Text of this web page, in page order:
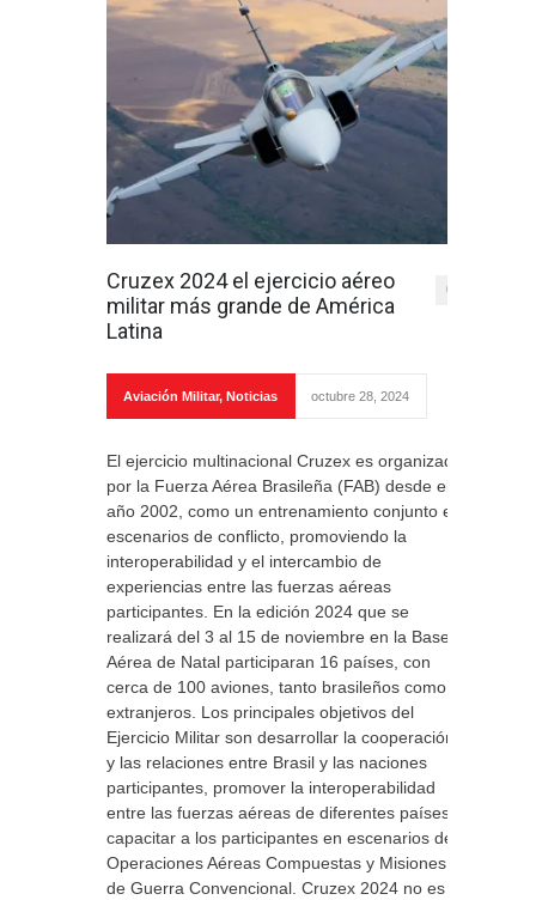
Cruzex 2024 el ejercicio aéreo
militar más grande de América
Latina
0
Aviación Militar, Noticias octubre 28, 2024
El ejercicio multinacional Cruzex es organizado
por la Fuerza Aérea Brasileña (FAB) desde el
año 2002, como un entrenamiento conjunto en
escenarios de conflicto, promoviendo la
interoperabilidad y el intercambio de
experiencias entre las fuerzas aéreas
participantes. En la edición 2024 que se
realizará del 3 al 15 de noviembre en la Base
Aérea de Natal participaran 16 países, con
cerca de 100 aviones, tanto brasileños como
extranjeros. Los principales objetivos del
Ejercicio Militar son desarrollar la cooperación
y las relaciones entre Brasil y las naciones
participantes, promover la interoperabilidad
entre las fuerzas aéreas de diferentes países y
capacitar a los participantes en escenarios de
Operaciones Aéreas Compuestas y Misiones
de Guerra Convencional. Cruzex 2024 no es